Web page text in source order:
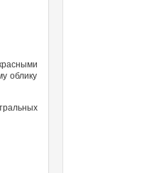
облику